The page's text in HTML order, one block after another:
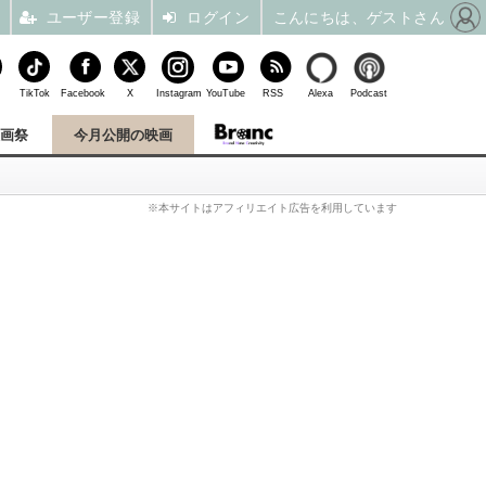
祭 今月公開の映画
※本サイトはアフィリエイト広告を利用しています
TikTok Facebook X Instagram YouTube RSS Alexa Podcast
ユーザー登録 ログイン こんにちは、ゲストさん